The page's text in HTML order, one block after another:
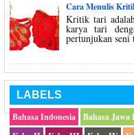
Cara Menulis
Kritik tari
karya tari
pertunjukan seni
LABELS
Bahasa Indonesia
Bahasa Jawa